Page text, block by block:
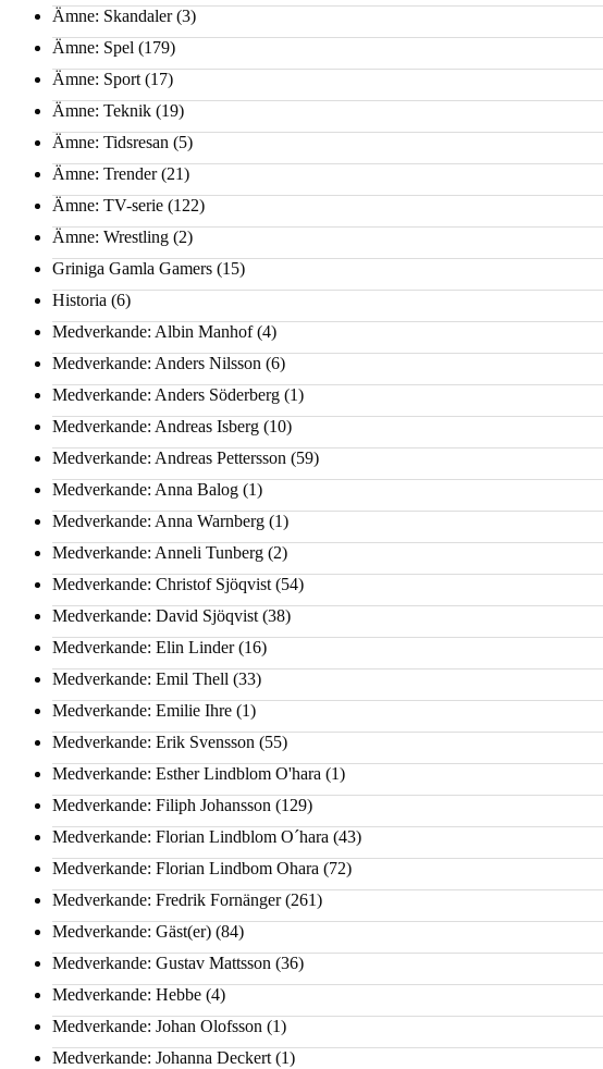
Ämne: Skandaler(3)
Ämne: Spel (179)
Ämne: Sport (17)
Ämne: Teknik (19)
Ämne: Tidsresan (5)
Ämne: Trender(21)
Ämne: TV-serie (122)
Ämne: Wrestling (2)
Griniga Gamla Gamers (15)
Historia (6)
Medverkande: Albin Manhof(4)
Medverkande: Anders Nilsson (6)
Medverkande: Anders Söderberg (1)
Medverkande: Andreas Isberg (10)
Medverkande: Andreas Pettersson (59)
Medverkande: Anna Balog (1)
Medverkande: Anna Warnberg (1)
Medverkande: Anneli Tunberg (2)
Medverkande: Christof Sjöqvist (54)
Medverkande: David Sjöqvist (38)
Medverkande: Elin Linder(16)
Medverkande: Emil Thell (33)
Medverkande: Emilie Ihre (1)
Medverkande: Erik Svensson (55)
Medverkande: Esther Lindblom O'hara (1)
Medverkande: Filiph Johansson (129)
Medverkande: Florian Lindblom O´hara (43)
Medverkande: Florian Lindbom Ohara (72)
Medverkande: Fredrik Fornänger(261)
Medverkande: Gäst(er) (84)
Medverkande: Gustav Mattsson (36)
Medverkande: Hebbe (4)
Medverkande: Johan Olofsson (1)
Medverkande: Johanna Deckert (1)